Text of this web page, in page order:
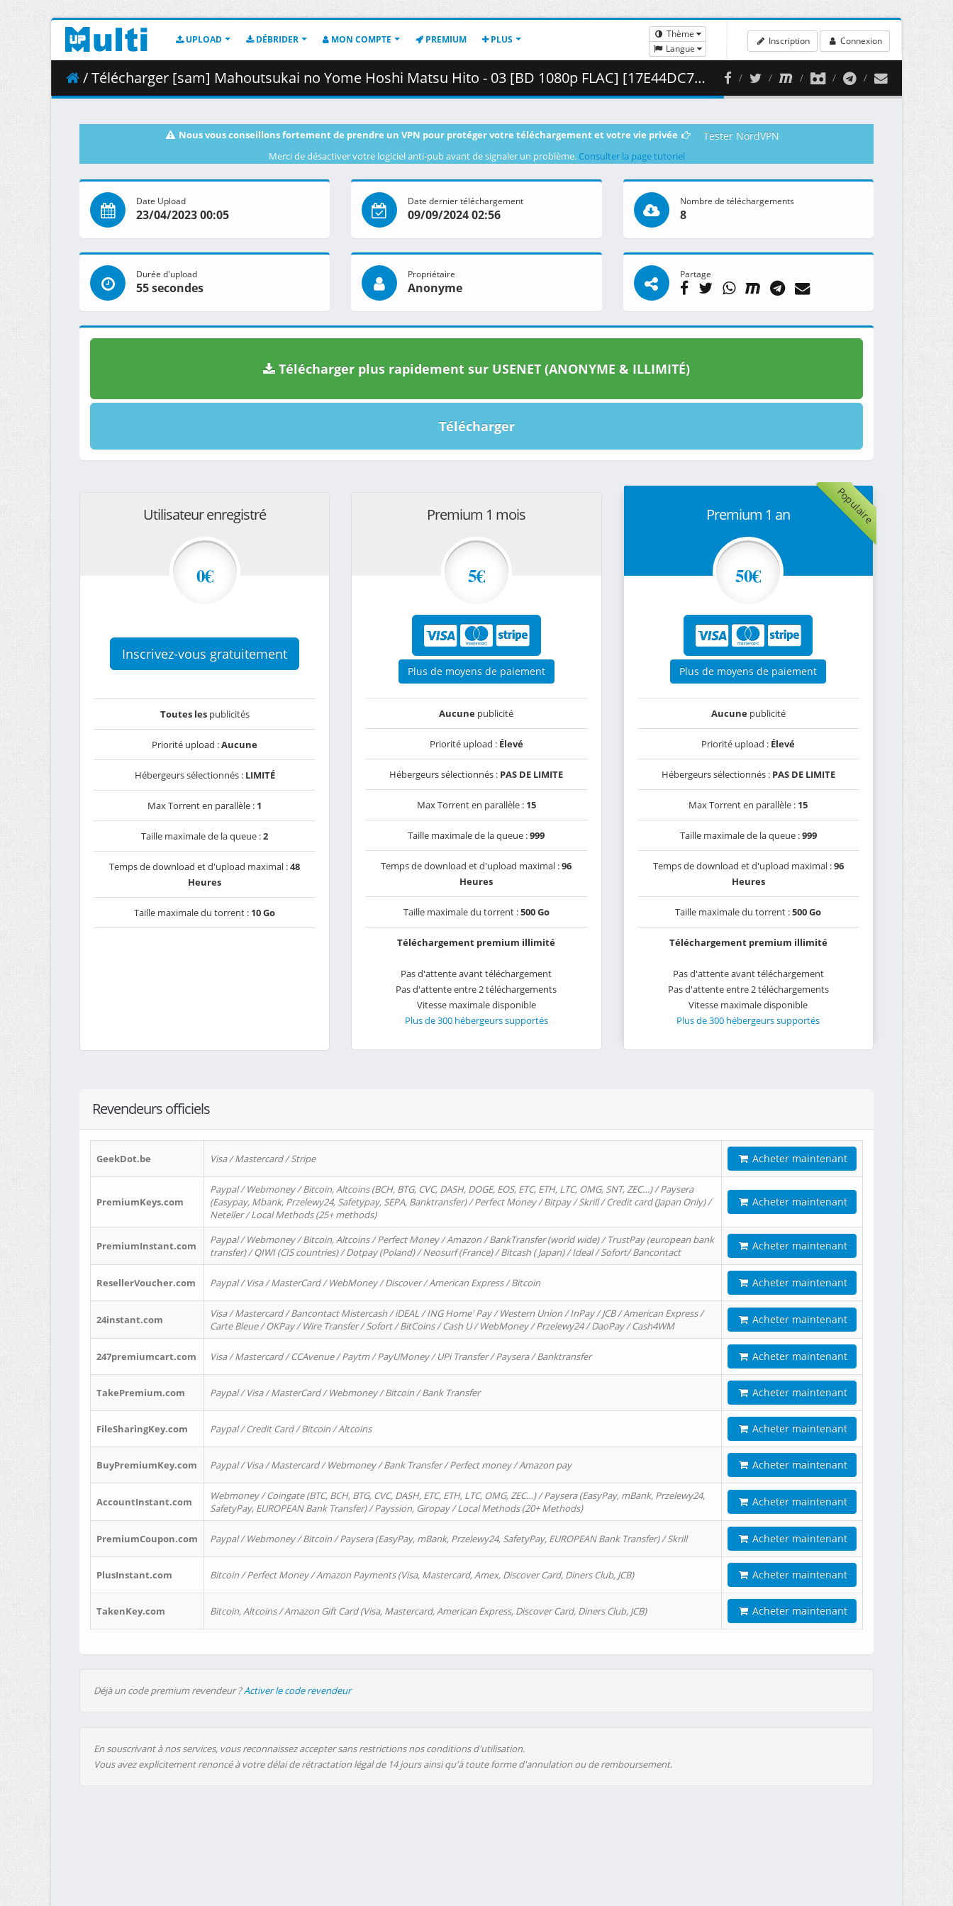
UPLOAD DÉBRIDER MON COMPTE PREMIUM PLUS
Thème
Langue
Inscription Connexion
/ Télécharger [sam] Mahoutsukai no Yome Hoshi Matsu Hito - 03 [BD 1080p FLAC] [17E44DC7].mkv.005 ( 432.05 MB )
Nous vous conseillons fortement de prendre un VPN pour protéger votre téléchargement et votre vie privée Tester NordVPN
Merci de désactiver votre logiciel anti-pub avant de signaler un problème. Consulter la page tutoriel
Date Upload
23/04/2023 00:05
Date dernier téléchargement
09/09/2024 02:56
Nombre de téléchargements
8
Durée d'upload
55 secondes
Propriétaire
Anonyme
Partage
Télécharger plus rapidement sur USENET (ANONYME & ILLIMITÉ)
Télécharger
Utilisateur enregistré
0€
Inscrivez-vous gratuitement
Toutes lespublicités
Priorité upload :Aucune
Hébergeurs sélectionnés : LIMITÉ
Max Torrent en parallèle : 1
Taille maximale de la queue :2
Temps de download et d'upload maximal :48
Heures
Taille maximale du torrent : 10 Go
Premium 1 mois
5€
Plus de moyens de paiement
Aucune publicité
Priorité upload : Élevé
Hébergeurs sélectionnés : PAS DE LIMITE
Max Torrent en parallèle : 15
Taille maximale de la queue :999
Temps de download et d'upload maximal :96
Heures
Taille maximale du torrent :500 Go
Téléchargement premium illimité
Pas d'attente avant téléchargement
Pas d'attente entre 2 téléchargements
Vitesse maximale disponible
Plus de 300 hébergeurs supportés
Populaire
Premium 1 an
50€
Plus de moyens de paiement
Aucunepublicité
Priorité upload : Élevé
Hébergeurs sélectionnés : PAS DE LIMITE
Max Torrent en parallèle : 15
Taille maximale de la queue :999
Temps de download et d'upload maximal :96
Heures
Taille maximale du torrent :500 Go
Téléchargement premium illimité
Pas d'attente avant téléchargement
Pas d'attente entre 2 téléchargements
Vitesse maximale disponible
Plus de 300 hébergeurs supportés
Revendeurs officiels
GeekDot.be Visa / Mastercard / Stripe Acheter maintenant
PremiumKeys.com
Paypal / Webmoney / Bitcoin, Altcoins (BCH, BTG, CVC, DASH, DOGE, EOS, ETC, ETH, LTC, OMG, SNT, ZEC…) / Paysera
(Easypay, Mbank, Przelewy24, Safetypay, SEPA, Banktransfer) / Perfect Money / Bitpay / Skrill / Credit card (Japan Only) /
Neteller / Local Methods (25+ methods)
Acheter maintenant
PremiumInstant.com
Paypal / Webmoney / Bitcoin, Altcoins / Perfect Money / Amazon / BankTransfer (world wide) / TrustPay (european bank
transfer) / QIWI (CIS countries) / Dotpay (Poland) / Neosurf (France) / Bitcash ( Japan) / Ideal / Sofort/ Bancontact
Acheter maintenant
ResellerVoucher.com Paypal / Visa / MasterCard / WebMoney / Discover / American Express / Bitcoin Acheter maintenant
24instant.com
Visa / Mastercard / Bancontact Mistercash / iDEAL / ING Home' Pay / Western Union / InPay / JCB / American Express /
Carte Bleue / OKPay / Wire Transfer / Sofort / BitCoins / Cash U / WebMoney / Przelewy24 / DaoPay / Cash4WM
Acheter maintenant
247premiumcart.com Visa / Mastercard / CCAvenue / Paytm / PayUMoney / UPi Transfer / Paysera / Banktransfer Acheter maintenant
TakePremium.com Paypal / Visa / MasterCard / Webmoney / Bitcoin / Bank Transfer Acheter maintenant
FileSharingKey.com Paypal / Credit Card / Bitcoin / Altcoins Acheter maintenant
BuyPremiumKey.com Paypal / Visa / Mastercard / Webmoney / Bank Transfer / Perfect money / Amazon pay Acheter maintenant
AccountInstant.com
Webmoney / Coingate (BTC, BCH, BTG, CVC, DASH, ETC, ETH, LTC, OMG, ZEC…) / Paysera (EasyPay, mBank, Przelewy24,
SafetyPay, EUROPEAN Bank Transfer) / Payssion, Giropay / Local Methods (20+ Methods)
Acheter maintenant
PremiumCoupon.com Paypal / Webmoney / Bitcoin / Paysera (EasyPay, mBank, Przelewy24, SafetyPay, EUROPEAN Bank Transfer) / Skrill Acheter maintenant
PlusInstant.com Bitcoin / Perfect Money / Amazon Payments (Visa, Mastercard, Amex, Discover Card, Diners Club, JCB) Acheter maintenant
TakenKey.com Bitcoin, Altcoins / Amazon Gift Card (Visa, Mastercard, American Express, Discover Card, Diners Club, JCB) Acheter maintenant
Déjà un code premium revendeur ?Activer le code revendeur
En souscrivant à nos services, vous reconnaissez accepter sans restrictions nos conditions d'utilisation.
Vous avez explicitement renoncé à votre délai de rétractation légal de 14 jours ainsi qu'à toute forme d'annulation ou de remboursement.